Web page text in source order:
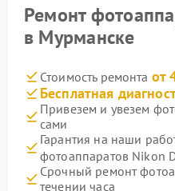
Ремонт
в Мурманске
Стоимость ремонта от
Бесплатная
Привезем и увезем
сами
Гарантия на наши
фотоаппаратов Nikon
Срочный ремонт
течении часа